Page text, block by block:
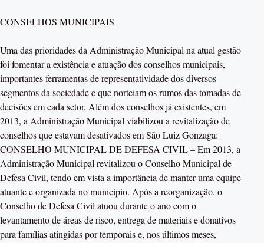
CONSELHOS MUNICIPAIS
Uma das prioridades da Administração Municipal na atual gestão
foi fomentar a existência e atuação dos conselhos municipais,
importantes ferramentas de representatividade dos diversos
segmentos da sociedade e que norteiam os rumos das tomadas de
decisões em cada setor. Além dos conselhos já existentes, em
2013, a Administração Municipal viabilizou a revitalização de
conselhos que estavam desativados em São Luiz Gonzaga:
CONSELHO MUNICIPAL DE DEFESA CIVIL – Em 2013, a
Administração Municipal revitalizou o Conselho Municipal de
Defesa Civil, tendo em vista a importância de manter uma equipe
atuante e organizada no município. Após a reorganização, o
Conselho de Defesa Civil atuou durante o ano com o
levantamento de áreas de risco, entrega de materiais e donativos
para famílias atingidas por temporais e, nos últimos meses,